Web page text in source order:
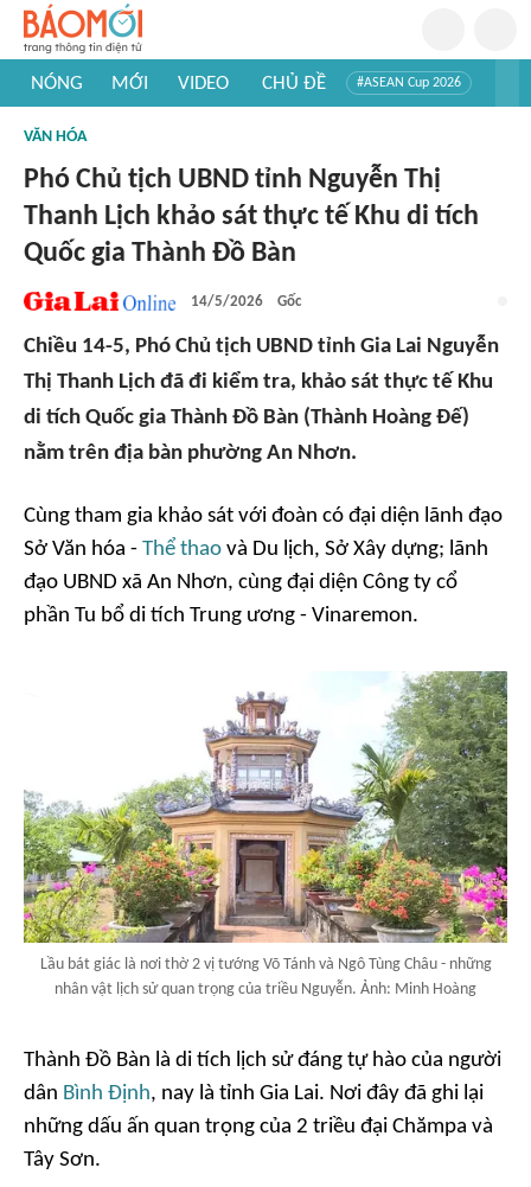
NÓNG MỚI VIDEO CHỦ ĐỀ #ASEAN Cup 2026
#Khám phá thế giới
VĂN HÓA
Phó Chủ tịch UBND tỉnh Nguyễn Thị
Thanh Lịch khảo sát thực tế Khu di tích
Quốc gia Thành Đồ Bàn
14/5/2026 Gốc
Chiều 14-5, Phó Chủ tịch UBND tỉnh Gia Lai Nguyễn
Thị Thanh Lịch đã đi kiểm tra, khảo sát thực tế Khu
di tích Quốc gia Thành Đồ Bàn (Thành Hoàng Đế)
nằm trên địa bàn phường An Nhơn.
Cùng tham gia khảo sát với đoàn có đại diện lãnh đạo
Sở Văn hóa - Thể thao và Du lịch, Sở Xây dựng; lãnh
đạo UBND xã An Nhơn, cùng đại diện Công ty cổ
phần Tu bổ di tích Trung ương - Vinaremon.
Lầu bát giác là nơi thờ 2 vị tướng Võ Tánh và Ngô Tùng Châu - những
nhân vật lịch sử quan trọng của triều Nguyễn. Ảnh: Minh Hoàng
Thành Đồ Bàn là di tích lịch sử đáng tự hào của người
dân Bình Định, nay là tỉnh Gia Lai. Nơi đây đã ghi lại
những dấu ấn quan trọng của 2 triều đại Chămpa và
Tây Sơn.